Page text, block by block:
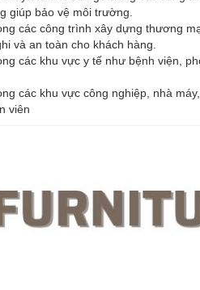
giúp bảo vệ môi trường.
các công trình xây dựng thương
và an toàn cho khách hàng.
các khu vực y tế như bệnh viện,
các khu vực công nghiệp, nhà
viên